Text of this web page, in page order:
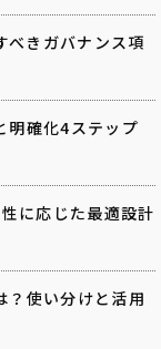
きガバナンス項
明確化4ステップ
に応じた最適設計
？使い分けと活用